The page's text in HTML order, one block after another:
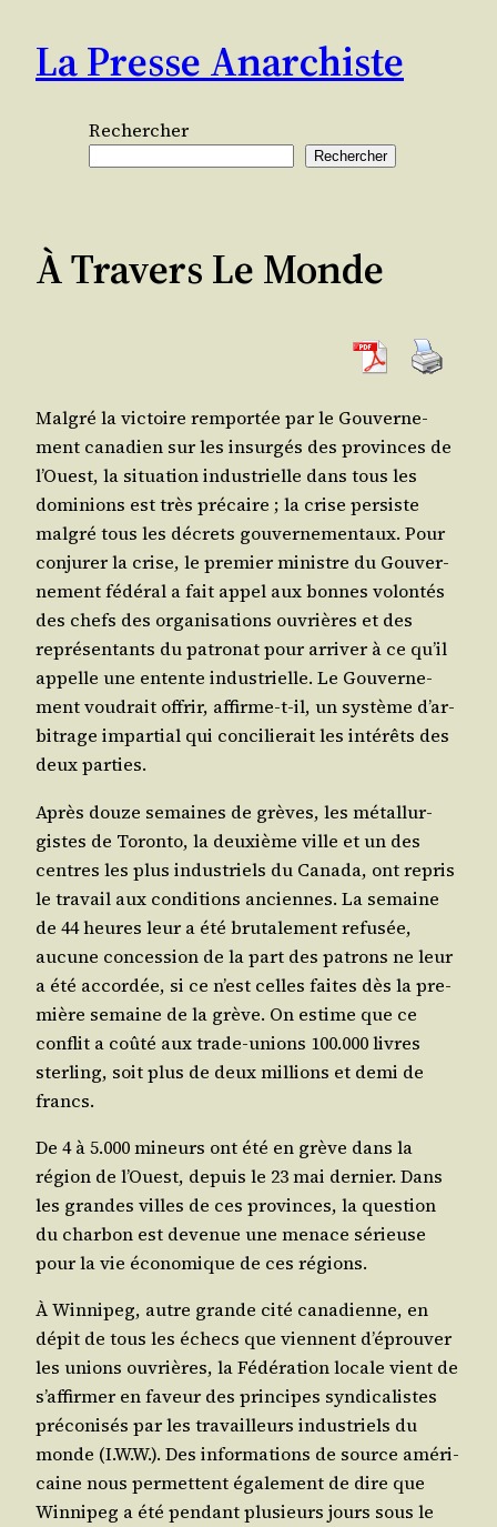
contenu
La Presse Anarchiste
Rechercher
Rechercher
À Travers Le Monde
Mal­gré la vic­toire rem­por­tée par le Gou­ver­ne­
ment cana­dien sur les insur­gés des pro­vinces de
l’Ouest, la situa­tion indus­trielle dans tous les
domi­nions est très pré­caire ; la crise per­siste
mal­gré tous les décrets gou­ver­ne­men­taux. Pour
conju­rer la crise, le pre­mier ministre du Gou­ver­
ne­ment fédé­ral a fait appel aux bonnes volon­tés
des chefs des orga­ni­sa­tions ouvrières et des
repré­sen­tants du patro­nat pour arri­ver à ce qu’il
appelle une entente indus­trielle. Le Gou­ver­ne­
ment vou­drait offrir, affirme-t-il, un sys­tème d’ar­
bi­trage impar­tial qui conci­lie­rait les inté­rêts des
deux parties.
Après douze semaines de grèves, les métal­lur­
gistes de Toron­to, la deuxième ville et un des
centres les plus indus­triels du Cana­da, ont repris
le tra­vail aux condi­tions anciennes. La semaine
de 44 heures leur a été bru­ta­le­ment refu­sée,
aucune conces­sion de la part des patrons ne leur
a été accor­dée, si ce n’est celles faites dès la pre­
mière semaine de la grève. On estime que ce
conflit a coû­té aux trade-unions 100.000 livres
ster­ling, soit plus de deux mil­lions et demi de
francs.
De 4 à 5.000 mineurs ont été en grève dans la
région de l’Ouest, depuis le 23 mai der­nier. Dans
les grandes villes de ces pro­vinces, la ques­tion
du char­bon est deve­nue une menace sérieuse
pour la vie éco­no­mique de ces régions.
À Win­ni­peg, autre grande cité cana­dienne, en
dépit de tous les échecs que viennent d’é­prou­ver
les unions ouvrières, la Fédé­ra­tion locale vient de
s’af­fir­mer en faveur des prin­cipes syn­di­ca­listes
pré­co­ni­sés par les tra­vailleurs indus­triels du
monde (I.W.W.). Des infor­ma­tions de source amé­ri­
caine nous per­mettent éga­le­ment de dire que
Win­ni­peg a été pen­dant plu­sieurs jours sous le